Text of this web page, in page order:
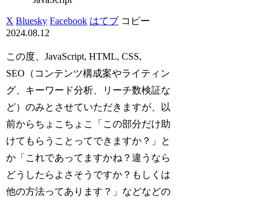
X Bluesky Facebook はてブ コピー
2024.08.12
この度、JavaScript,HTML,CSS,
SEO （コンテンツ構成案やライティン
グ、キーワード分析、リーチ数検証な
ど）のみとさせていただきますが、以
前からちょこちょこ「この部分だけ助
けてもらうことってできますか？」と
か「これであってますかね？違うなら
どうしたらよさそうですか？もしくは
他の方法ってあります？」などなどの